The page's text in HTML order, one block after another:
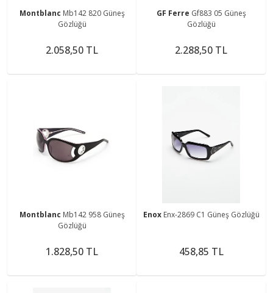
Montblanc Mb142 820 Güneş
Gözlüğü
2.058,50 TL
GF Ferre Gf883 05 Güneş
Gözlüğü
2.288,50 TL
Montblanc Mb142 958 Güneş
Gözlüğü
1.828,50 TL
Enox Enx-2869 C1 Güneş Gözlüğü
458,85 TL